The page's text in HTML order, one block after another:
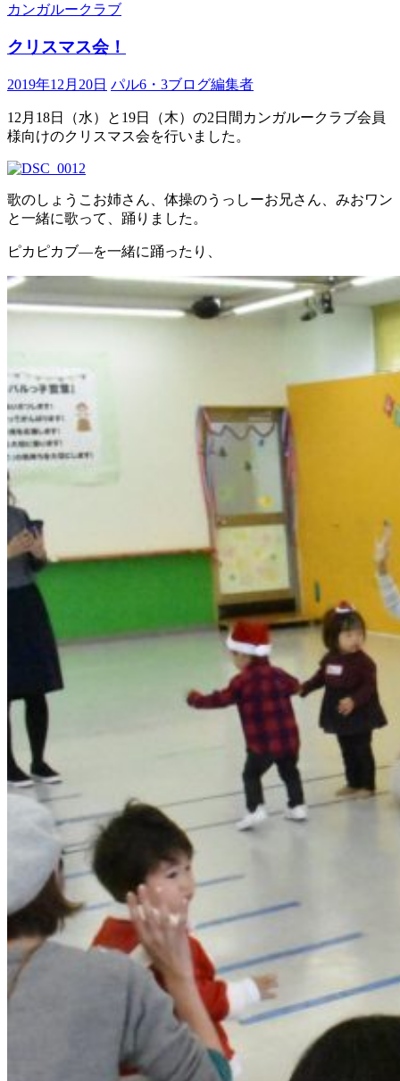
カンガルークラブ
クリスマス会！
2019年12月20日 パル6・3ブログ編集者
12月18日（水）と19日（木）の2日間カンガルークラブ会員
様向けのクリスマス会を行いました。
歌のしょうこお姉さん、体操のうっしーお兄さん、みおワン
と一緒に歌って、踊りました。
ピカピカブ―を一緒に踊ったり、